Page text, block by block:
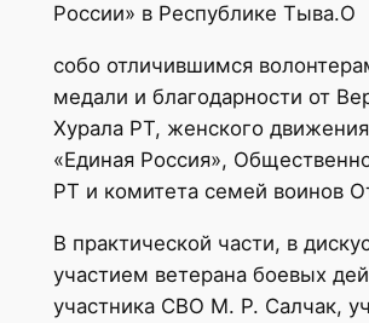
России» в Республике Тыва.О
собо отличившимся
медали и благодарности от
Хурала РТ, женского
«Единая Россия»,
РТ и комитета семей воинов
В практической части, в
участием ветерана боевых
участника СВО М. Р. Салчак,